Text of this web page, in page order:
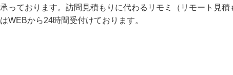
承っております。訪問見積もりに代わるリモミ（リモート見
はWEBから24時間受付けております。